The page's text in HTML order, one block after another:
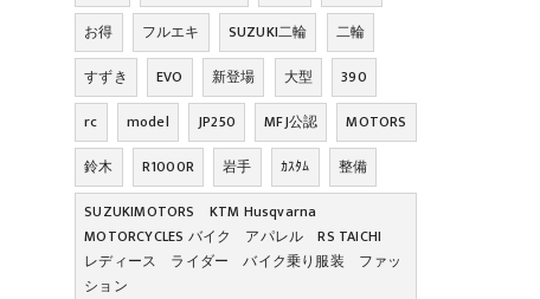
お得
フルエキ SUZUKI二輪
二輪
すずき
EVO 新登場 大型
390
rc
model JP250 MFJ公認
MOTORS
鈴木
R1000R 岩手 ｶｽﾀﾑ
整備
SUZUKIMOTORS KTM Husqvarna
MOTORCYCLES バイク アパレル RS TAICHI
レディース ライダー バイク乗り服装 ファッ
ション